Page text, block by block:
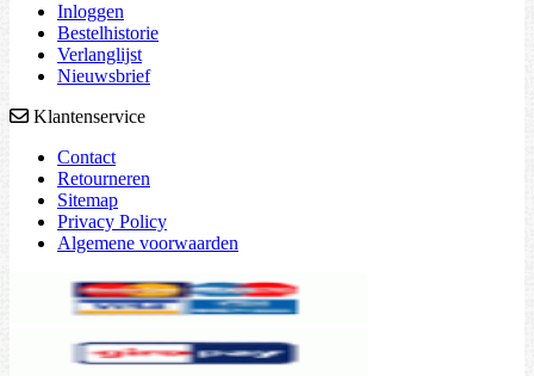
Inloggen
Bestelhistorie
Verlanglijst
Nieuwsbrief
Klantenservice
Contact
Retourneren
Sitemap
Privacy Policy
Algemene voorwaarden